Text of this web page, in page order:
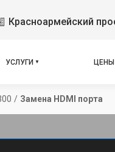
Красноармейский
УСЛУГИ ЦЕНЫ
/ Замена HDMI порта